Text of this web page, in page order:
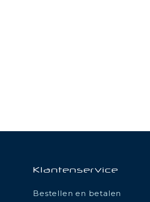
Klantenservice
Bestellen en betalen